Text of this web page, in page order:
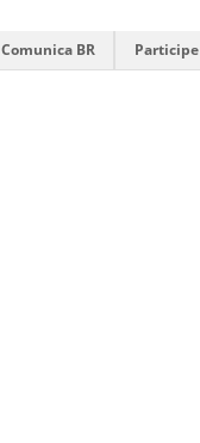
Comunica BR Participe